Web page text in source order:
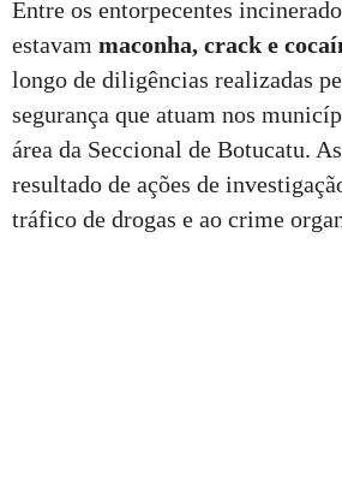
Entre os entorpecentes
estavam maconha, crack e
longo de diligências realizadas
segurança que atuam nos
área da Seccional de Botucatu.
resultado de ações de
tráfico de drogas e ao crime